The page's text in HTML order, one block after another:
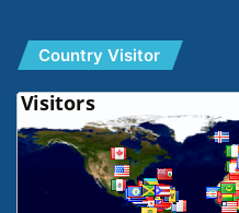
Country Visitor